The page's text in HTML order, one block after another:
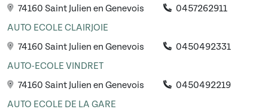
74160 Saint Julien en Genevois
0457262911
AUTO ECOLE CLAIRJOIE
74160 Saint Julien en Genevois
0450492331
AUTO-ECOLE VINDRET
74160 Saint Julien en Genevois
0450492219
AUTO ECOLE DE LA GARE